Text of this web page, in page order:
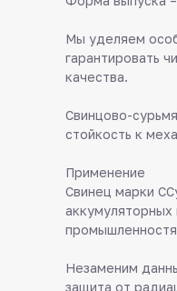
Мы уделяем
гарантировать
качества.
Свинцово-
стойкость к
Применение
Свинец марки
аккумуляторных
Незаменим
защита от